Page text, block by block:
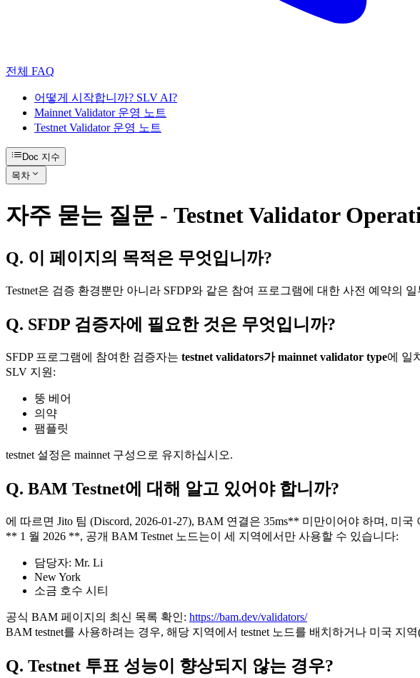
전체 FAQ
어떻게 시작합니까? SLV AI?
Mainnet Validator 운영 노트
Testnet Validator 운영 노트
Doc 지수
목차
자주 묻는 질문 - Testnet Validator
Q. 이 페이지의 목적은 무엇입니까?
Testnet은 검증 환경뿐만 아니라 SFDP와 같은 참여 프로그램에 대한 사전 예약의
Q. SFDP 검증자에 필요한 것은 무엇입니까?
SFDP 프로그램에 참여한 검증자는 testnet validators가 mainnet validator type에 일
SLV 지원:
뚱 베어
의약
팸플릿
testnet 설정은 mainnet 구성으로 유지하십시오.
Q. BAM Testnet에 대해 알고 있어야 합니까?
에 따르면 Jito 팀 (Discord, 2026-01-27), BAM 연결은 35ms** 미만이어야 하며, 미
** 1 월 2026 **, 공개 BAM Testnet 노드는이 세 지역에서만 사용할 수 있습니다:
담당자: Mr. Li
New York
소금 호수 시티
공식 BAM 페이지의 최신 목록 확인: https://bam.dev/validators/
BAM testnet를 사용하려는 경우, 해당 지역에서 testnet 노드를 배치하거나 미국 지
Q. Testnet 투표 성능이 향상되지 않는 경우?